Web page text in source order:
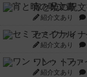
宵と暁の呪
紹介文あり
セミファイ
紹介文あり
ワン・トゥ
紹介文あり